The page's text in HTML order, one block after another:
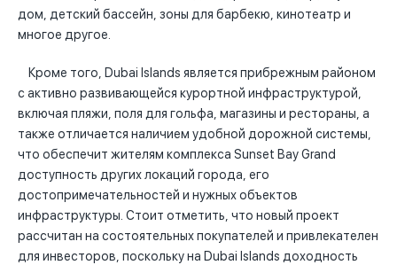
дом, детский бассейн, зоны для барбекю, кинотеатр и
многое другое.
Кроме того, Dubai Islands является прибрежным районом
с активно развивающейся курортной инфраструктурой,
включая пляжи, поля для гольфа, магазины и рестораны, а
также отличается наличием удобной дорожной системы,
что обеспечит жителям комплекса Sunset Bay Grand
доступность других локаций города, его
достопримечательностей и нужных объектов
инфраструктуры. Стоит отметить, что новый проект
рассчитан на состоятельных покупателей и привлекателен
для инвесторов, поскольку на Dubai Islands доходность